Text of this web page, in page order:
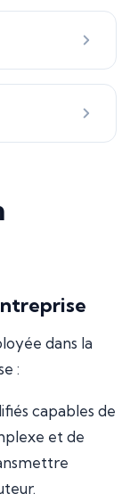
dans la
:
capables de
et de